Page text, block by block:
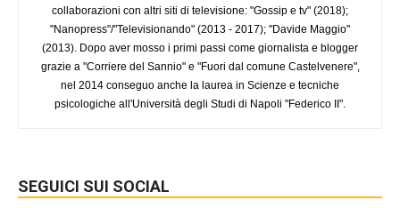
collaborazioni con altri siti di televisione: "Gossip e tv" (2018);
"Nanopress"/"Televisionando" (2013 - 2017); "Davide Maggio"
(2013). Dopo aver mosso i primi passi come giornalista e blogger
grazie a "Corriere del Sannio" e "Fuori dal comune Castelvenere",
nel 2014 conseguo anche la laurea in Scienze e tecniche
psicologiche all'Università degli Studi di Napoli "Federico II".
SEGUICI SUI SOCIAL